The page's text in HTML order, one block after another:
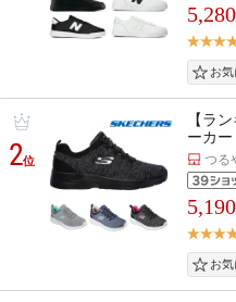
5,280
2位
【ラ
ーカー
つる
5,190